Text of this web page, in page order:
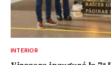
INTERIOR